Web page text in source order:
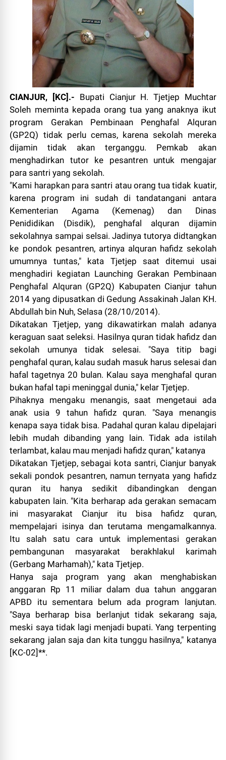
CIANJUR, [KC].- Bupati Cianjur H. Tjetjep Muchtar
Soleh meminta kepada orang tua yang anaknya ikut
program Gerakan Pembinaan Penghafal Alquran
(GP2Q) tidak perlu cemas, karena sekolah mereka
dijamin tidak akan terganggu. Pemkab akan
menghadirkan tutor ke pesantren untuk mengajar
para santri yang sekolah.
"Kami harapkan para santri atau orang tua tidak kuatir,
karena program ini sudah di tandatangani antara
Kementerian Agama (Kemenag) dan Dinas
Penididikan (Disdik), penghafal alquran dijamin
sekolahnya sampai selsai. Jadinya tutorya didtangkan
ke pondok pesantren, artinya alquran hafidz sekolah
umumnya tuntas," kata Tjetjep saat ditemui usai
menghadiri kegiatan Launching Gerakan Pembinaan
Penghafal Alquran (GP2Q) Kabupaten Cianjur tahun
2014 yang dipusatkan di Gedung Assakinah Jalan KH.
Abdullah bin Nuh, Selasa (28/10/2014).
Dikatakan Tjetjep, yang dikawatirkan malah adanya
keraguan saat seleksi. Hasilnya quran tidak hafidz dan
sekolah umunya tidak selesai. "Saya titip bagi
penghafal quran, kalau sudah masuk harus selesai dan
hafal tagetnya 20 bulan. Kalau saya menghafal quran
bukan hafal tapi meninggal dunia," kelar Tjetjep.
Pihaknya mengaku menangis, saat mengetaui ada
anak usia 9 tahun hafidz quran. "Saya menangis
kenapa saya tidak bisa. Padahal quran kalau dipelajari
lebih mudah dibanding yang lain. Tidak ada istilah
terlambat, kalau mau menjadi hafidz quran," katanya
Dikatakan Tjetjep, sebagai kota santri, Cianjur banyak
sekali pondok pesantren, namun ternyata yang hafidz
quran itu hanya sedikit dibandingkan dengan
kabupaten lain. "Kita berharap ada gerakan semacam
ini masyarakat Cianjur itu bisa hafidz quran,
mempelajari isinya dan terutama mengamalkannya.
Itu salah satu cara untuk implementasi gerakan
pembangunan masyarakat berakhlakul karimah
(Gerbang Marhamah)," kata Tjetjep.
Hanya saja program yang akan menghabiskan
anggaran Rp 11 miliar dalam dua tahun anggaran
APBD itu sementara belum ada program lanjutan.
"Saya berharap bisa berlanjut tidak sekarang saja,
meski saya tidak lagi menjadi bupati. Yang terpenting
sekarang jalan saja dan kita tunggu hasilnya," katanya
[KC-02]**.